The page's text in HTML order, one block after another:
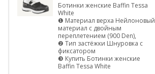
Ботинки женские Baffin Tessa
White
❶ Материал верха Нейлоновый
материал с двойным
переплетением (900 Den),
❷ Тип застёжки Шнуровка с
фиксатором
❸ Купить Ботинки женские
Baffin Tessa White